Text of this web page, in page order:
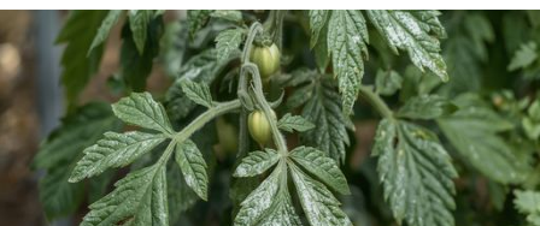
digital
recolhidas
ou
permite-